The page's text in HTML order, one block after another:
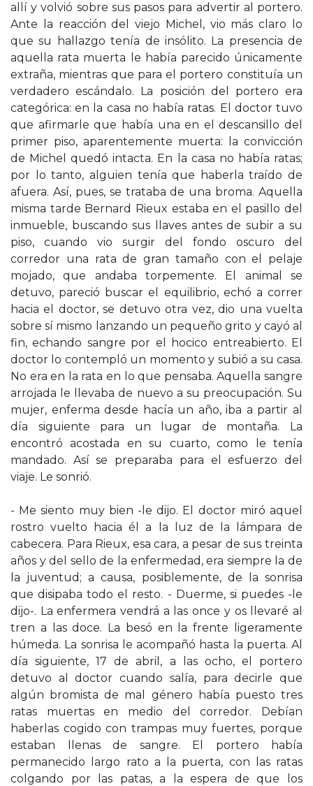
allí y volvió sobre sus pasos para advertir al portero.
Ante la reacción del viejo Michel, vio más claro lo
que su hallazgo tenía de insólito. La presencia de
aquella rata muerta le había parecido únicamente
extraña, mientras que para el portero constituía un
verdadero escándalo. La posición del portero era
categórica: en la casa no había ratas. El doctor tuvo
que afirmarle que había una en el descansillo del
primer piso, aparentemente muerta: la convicción
de Michel quedó intacta. En la casa no había ratas;
por lo tanto, alguien tenía que haberla traído de
afuera. Así, pues, se trataba de una broma. Aquella
misma tarde Bernard Rieux estaba en el pasillo del
inmueble, buscando sus llaves antes de subir a su
piso, cuando vio surgir del fondo oscuro del
corredor una rata de gran tamaño con el pelaje
mojado, que andaba torpemente. El animal se
detuvo, pareció buscar el equilibrio, echó a correr
hacia el doctor, se detuvo otra vez, dio una vuelta
sobre sí mismo lanzando un pequeño grito y cayó al
fin, echando sangre por el hocico entreabierto. El
doctor lo contempló un momento y subió a su casa.
No era en la rata en lo que pensaba. Aquella sangre
arrojada le llevaba de nuevo a su preocupación. Su
mujer, enferma desde hacía un año, iba a partir al
día siguiente para un lugar de montaña. La
encontró acostada en su cuarto, como le tenía
mandado. Así se preparaba para el esfuerzo del
viaje. Le sonrió.
- Me siento muy bien -le dijo. El doctor miró aquel
rostro vuelto hacia él a la luz de la lámpara de
cabecera. Para Rieux, esa cara, a pesar de sus treinta
años y del sello de la enfermedad, era siempre la de
la juventud; a causa, posiblemente, de la sonrisa
que disipaba todo el resto. - Duerme, si puedes -le
dijo-. La enfermera vendrá a las once y os llevaré al
tren a las doce. La besó en la frente ligeramente
húmeda. La sonrisa le acompañó hasta la puerta. Al
día siguiente, 17 de abril, a las ocho, el portero
detuvo al doctor cuando salía, para decirle que
algún bromista de mal género había puesto tres
ratas muertas en medio del corredor. Debían
haberlas cogido con trampas muy fuertes, porque
estaban llenas de sangre. El portero había
permanecido largo rato a la puerta, con las ratas
colgando por las patas, a la espera de que los